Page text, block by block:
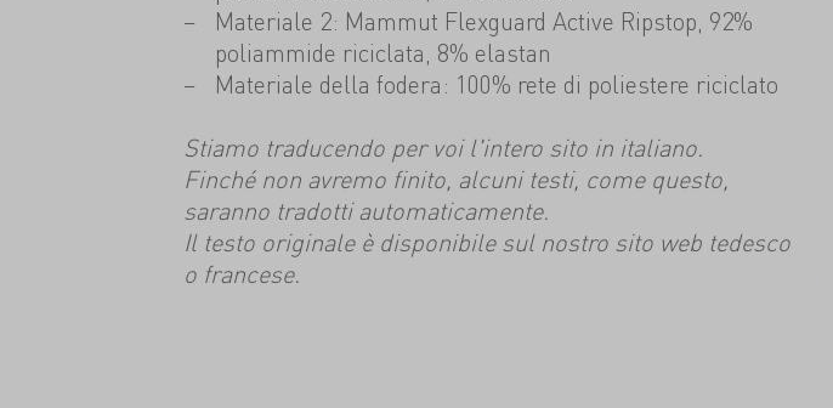
Materiale 2: Mammut Flexguard Active Ripstop, 92%
poliammide riciclata, 8% elastan
Materiale della fodera: 100% rete di poliestere riciclato
Stiamo traducendo per voi l'intero sito in italiano.
Finché non avremo finito, alcuni testi, come questo,
saranno tradotti automaticamente.
Il testo originale è disponibile sul nostro sito web tedesco
o francese.